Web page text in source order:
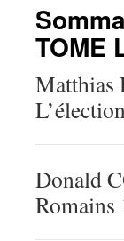
TOME
Matthias
Donald
Romains